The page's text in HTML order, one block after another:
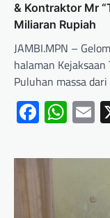
& Kontraktor Mr
Miliaran Rupiah
JAMBI.MPN –
halaman
Puluhan massa